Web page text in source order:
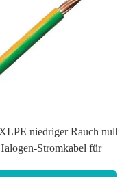
niedriger Rauch null
Stromkabel für